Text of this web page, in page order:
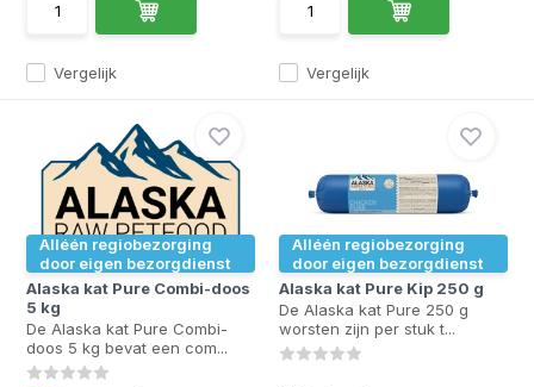
Vergelijk Vergelijk
Alléén regiobezorging
door eigen bezorgdienst
Alaska kat Pure Combi-doos
5 kg
De Alaska kat Pure Combi-
doos 5 kg bevat een com...
Alléén regiobezorging
door eigen bezorgdienst
Alaska kat Pure Kip 250 g
De Alaska kat Pure 250 g
worsten zijn per stuk t...